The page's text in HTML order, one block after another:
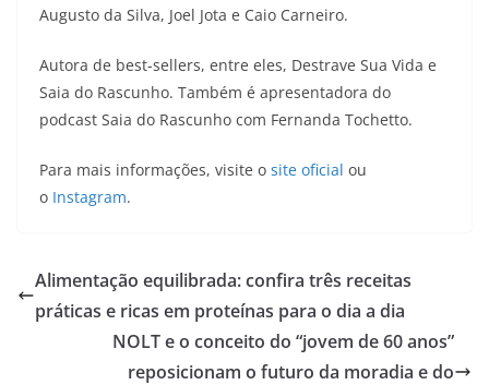
Augusto da Silva, Joel Jota e Caio Carneiro.
Autora de best-sellers, entre eles, Destrave Sua Vida e
Saia do Rascunho. Também é apresentadora do
podcast Saia do Rascunho com Fernanda Tochetto.
Para mais informações, visite o site oficial ou
o Instagram.
Alimentação equilibrada: confira três receitas
práticas e ricas em proteínas para o dia a dia
NOLT e o conceito do “jovem de 60 anos”
reposicionam o futuro da moradia e do